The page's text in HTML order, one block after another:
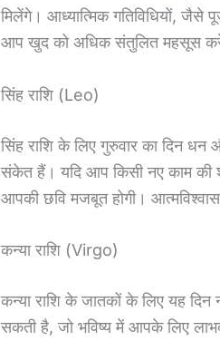
मिलेंगे। आध्यात्मिक गतिविधियों, जैसे
आप खुद को अधिक संतुलित महसूस
सिंह राशि (Leo)
सिंह राशि के लिए गुरुवार का दिन
संकेत हैं। यदि आप किसी नए काम
आपकी छवि मजबूत होगी। आत्मविश्वास
कन्या राशि (Virgo)
कन्या राशि के जातकों के लिए यह
सकती है, जो भविष्य में आपके लिए